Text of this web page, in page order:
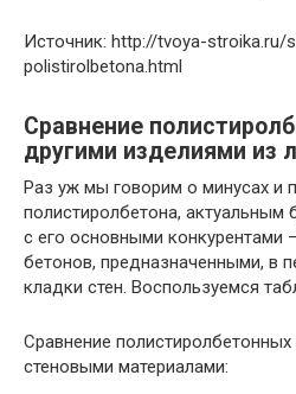
Источник: http://tvoya-stroika.ru/
polistirolbetona.html
Сравнение
другими изделиями из
Раз уж мы говорим о минусах и
полистиролбетона, актуальным
с его основными конкурентами
бетонов, предназначенными, в
кладки стен. Воспользуемся
Сравнение
стеновыми материалами: